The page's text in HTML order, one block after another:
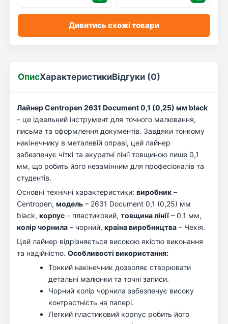
Дивитись схожі товари
ОписХарактеристикиВідгуки (0)
Лайнер Centropen 2631 Document 0,1 (0,25) мм black
– це ідеальний інструмент для точного малювання,
письма та оформлення документів. Завдяки тонкому
накінечнику в металевій оправі, цей лайнер
забезпечує чіткі та акуратні лінії товщиною лише 0,1
мм, що робить його незамінним для професіоналів та
студентів.
Основні технічні характеристики: виробник –
Centropen, модель – 2631 Document 0,1 (0,25) мм
black, корпус – пластиковий, товщина лінії– 0.1 мм,
колір чорнила – чорний, країна виробництва – Чехія.
Цей лайнер відрізняється високою якістю виконання
та надійністю. Особливості використання:
Тонкий накінечник дозволяє створювати
детальні малюнки та точні записи.
Чорний колір чорнила забезпечує високу
контрастність на папері.
Легкий пластиковий корпус робить його